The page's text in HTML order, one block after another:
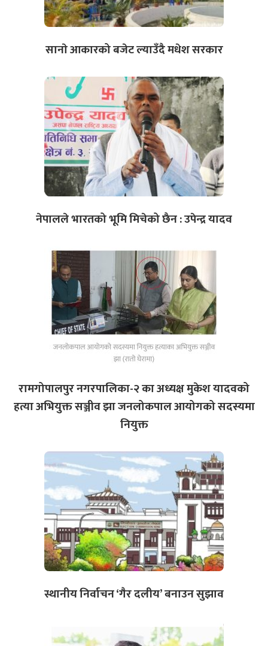
सानाे आकारको बजेट ल्याउँदै मधेश सरकार
नेपालले भारतको भूमि मिचेको छैन : उपेन्द्र यादव
रामगोपालपुर नगरपालिका-२ का अध्यक्ष मुकेश यादवको
हत्या अभियुक्त सञ्जीव झा जनलोकपाल आयोगको सदस्यमा
नियुक्त
स्थानीय निर्वाचन ‘गैर दलीय’ बनाउन सुझाव